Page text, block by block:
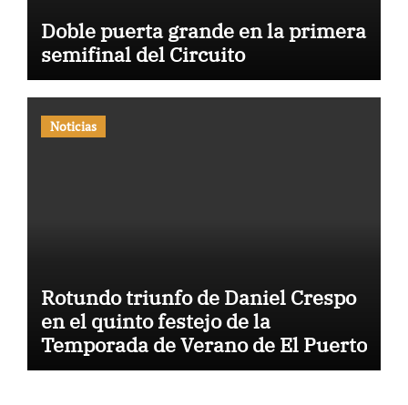
Doble puerta grande en la primera
semifinal del Circuito
Noticias
Rotundo triunfo de Daniel Crespo
en el quinto festejo de la
Temporada de Verano de El Puerto